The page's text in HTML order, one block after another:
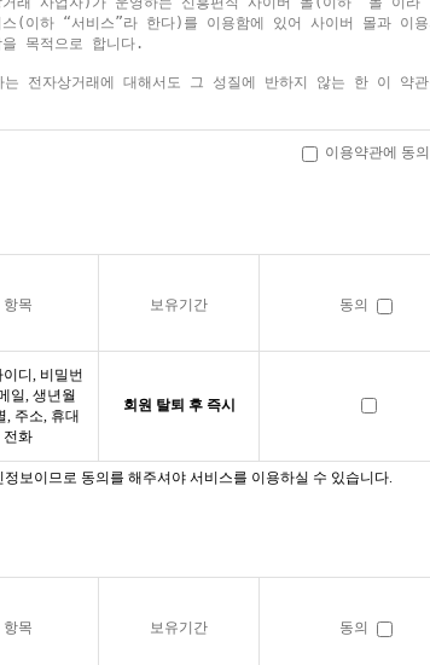
이용약관에 동
항목 보유기간 동의
이디, 비밀번
일, 생년월
, 주소, 휴대
전화
회원 탈퇴 후 즉시
보이므로 동의를 해주셔야 서비스를 이용하실 수 있습니다.
항목 보유기간 동의